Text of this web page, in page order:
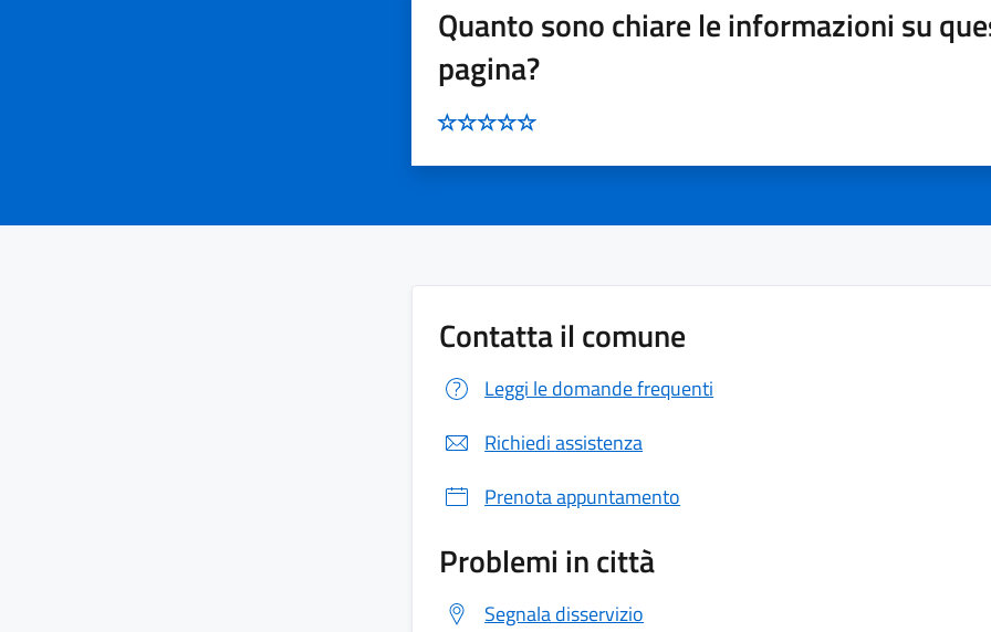
Quanto sono chiare le informazioni su
pagina?
Contatta il comune
Leggi le domande frequenti
Richiedi assistenza
Prenota appuntamento
Problemi in città
Segnala disservizio